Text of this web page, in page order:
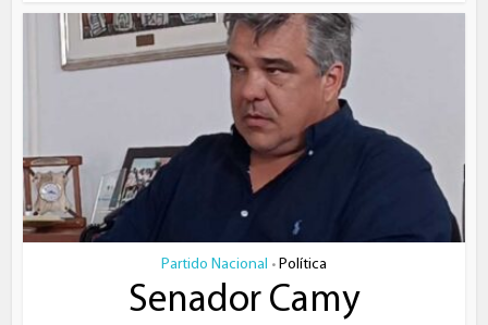
Partido Nacional • Política
Senador Camy